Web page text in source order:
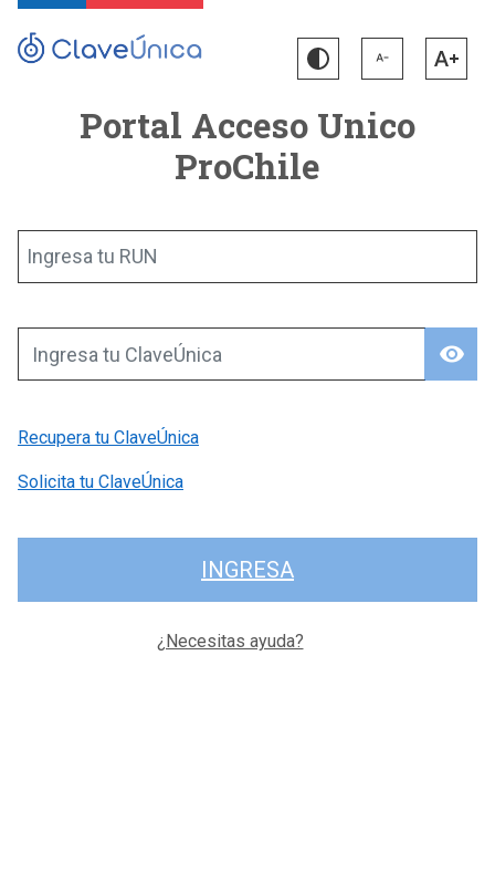
Portal Acceso Unico
ProChile
Ingresa tu RUN
visibility
Ingresa tu ClaveÚnica
Recupera tu ClaveÚnica
Solicita tu ClaveÚnica
INGRESA
¿Necesitas ayuda?